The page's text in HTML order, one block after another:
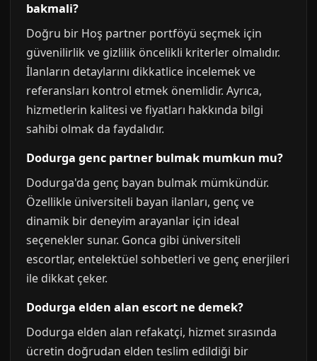
bakmali?
Doğru bir Hoş partner portföyü seçmek için
güvenilirlik ve gizlilik öncelikli kriterler olmalıdır.
İlanların detaylarını dikkatlice incelemek ve
referansları kontrol etmek önemlidir. Ayrıca,
hizmetlerin kalitesi ve fiyatları hakkında bilgi
sahibi olmak da faydalıdır.
Dodurga genc partner bulmak mumkun mu?
Dodurga'da genç bayan bulmak mümkündür.
Özellikle üniversiteli bayan ilanları, genç ve
dinamik bir deneyim arayanlar için ideal
seçenekler sunar. Gonca gibi üniversiteli
escortlar, entelektüel sohbetleri ve genç enerjileri
ile dikkat çeker.
Dodurga elden alan escort ne demek?
Dodurga elden alan refakatçi, hizmet sırasında
ücretin doğrudan elden teslim edildiği bir